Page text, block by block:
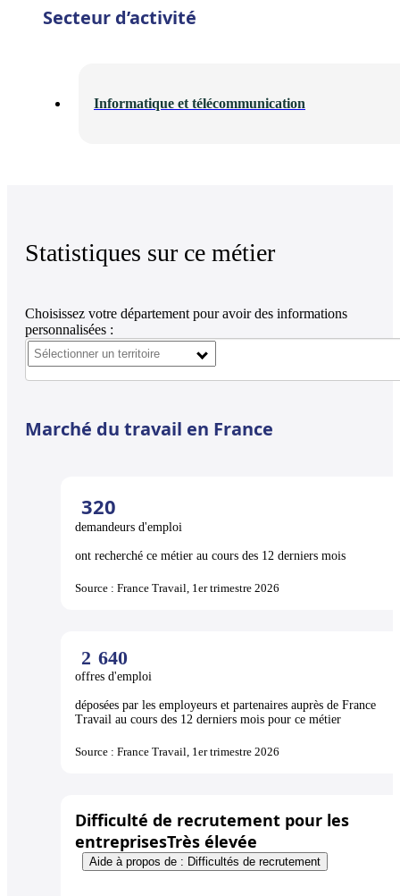
Secteur d’activité
Informatique et télécommunication
Statistiques sur ce métier
Choisissez votre département pour avoir des informations
personnalisées :
Marché du travail en France
320
demandeurs d'emploi
ont recherché ce métier au cours des 12 derniers mois
Source : France Travail, 1er trimestre 2026
2 640
offres d'emploi
déposées par les employeurs et partenaires auprès de France
Travail au cours des 12 derniers mois pour ce métier
Source : France Travail, 1er trimestre 2026
Difficulté de recrutement pour les
entreprisesTrès élevée
Aide à propos de : Difficultés de recrutement